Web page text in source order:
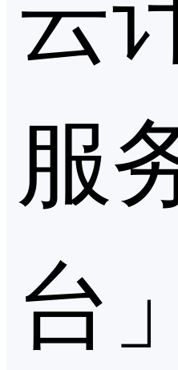
服
台